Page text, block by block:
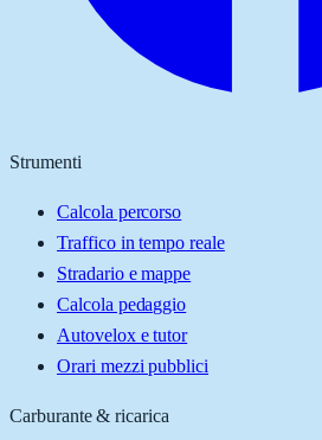
Strumenti
Calcola percorso
Traffico in tempo reale
Stradario e mappe
Calcola pedaggio
Autovelox e tutor
Orari mezzi pubblici
Carburante & ricarica